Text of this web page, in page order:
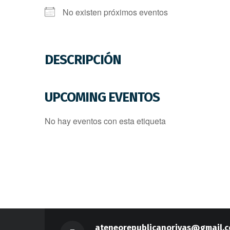
No existen próximos eventos
DESCRIPCIÓN
UPCOMING EVENTOS
No hay eventos con esta etiqueta